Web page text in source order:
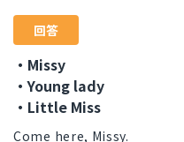
回答
・Missy
・Young lady
・Little Miss
Come here, Missy.